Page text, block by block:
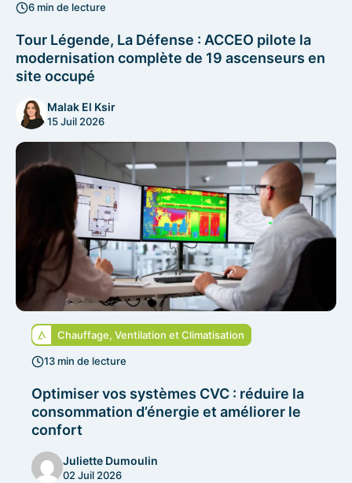
6 min de lecture
Tour Légende, La Défense : ACCEO pilote la
modernisation complète de 19 ascenseurs en
site occupé
Malak El Ksir
15 Juil 2026
Chauffage, Ventilation et Climatisation
13 min de lecture
Optimiser vos systèmes CVC : réduire la
consommation d’énergie et améliorer le
confort
Juliette Dumoulin
02 Juil 2026